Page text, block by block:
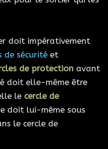
doit impérativement
de sécurité et
de protection avant
doit elle-même être
le cercle de
doit lui-même sous
le cercle de